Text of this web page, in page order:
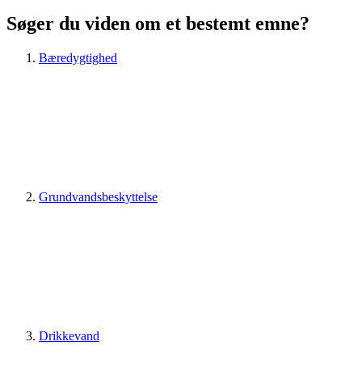
Søger du viden om et bestemt emne?
Bæredygtighed
Grundvandsbeskyttelse
Drikkevand